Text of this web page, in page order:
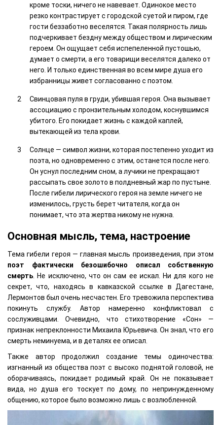
кроме тоски, ничего не навевает. Одинокое место
резко контрастирует с городской суетой и пиром, где
гости беззаботно веселятся. Такая полярность лишь
подчеркивает бездну между обществом и лирическим
героем. Он ощущает себя испепеленной пустошью,
думает о смерти, а его товарищи веселятся далеко от
него. И только единственная во всем мире душа его
избранницы живет согласованно с поэтом.
Свинцовая пуля в груди, убившая героя. Она вызывает
ассоциацию с пронзительным холодом, коснувшимся
убитого. Его покидает жизнь с каждой каплей,
вытекающей из тела крови.
Солнце — символ жизни, которая постепенно уходит из
поэта, но одновременно с этим, останется после него.
Он уснул последним сном, а лучики не прекращают
рассыпать свое золото в полдневный жар по пустыне.
После гибели лирического героя на земле ничего не
изменилось, грусть берет читателя, когда он
понимает, что эта жертва никому не нужна.
Основная мысль, тема, настроение
Тема гибели героя — главная мысль произведения, при этом
поэт фактически безошибочно описал собственную
смерть . Не исключено, что он сам ее искал. Ни для кого не
секрет, что, находясь в кавказской ссылке в Дагестане,
Лермонтов был очень несчастен. Его тревожила перспектива
покинуть службу. Автор намеренно конфликтовал с
сослуживцами. Очевидно, что стихотворение «Сон» —
признак непреклонности Михаила Юрьевича. Он знал, что его
смерть неминуема, и в деталях ее описал.
Также автор продолжил создание темы одиночества:
изгнанный из общества поэт с высоко поднятой головой, не
оборачиваясь, покидает родимый край. Он не показывает
вида, но душа его тоскует по дому, по непринужденному
общению, которое было возможно лишь с возлюбленной.